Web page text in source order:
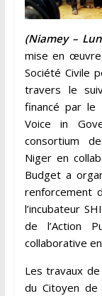
(Niamey –
mise en
Société Civile
travers le
financé par le
Voice in
consortium
Niger en
Budget a
renforcement
l’incubateur
de l’Action
collaborative
Les travaux
du Citoyen de